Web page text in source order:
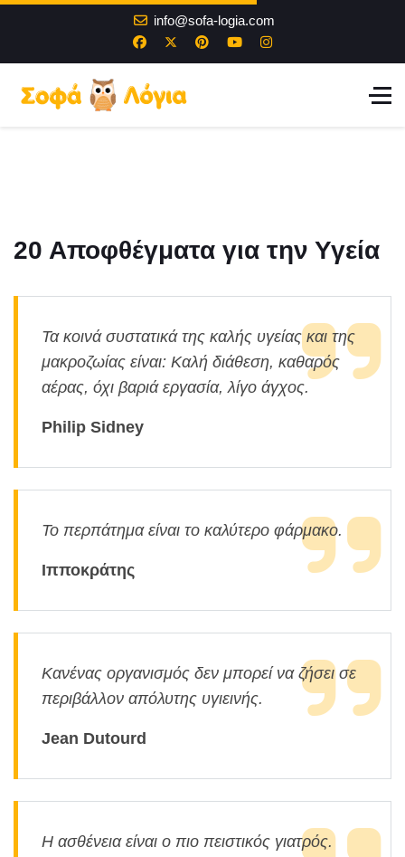
info@sofa-logia.com
20 Αποφθέγματα για την Υγεία
Τα κοινά συστατικά της καλής υγείας και της
μακροζωίας είναι: Καλή διάθεση, καθαρός
αέρας, όχι βαριά εργασία, λίγο άγχος.
Philip Sidney
Το περπάτημα είναι το καλύτερο φάρμακο.
Ιπποκράτης
Κανένας οργανισμός δεν μπορεί να ζήσει σε
περιβάλλον απόλυτης υγιεινής.
Jean Dutourd
Η ασθένεια είναι ο πιο πειστικός γιατρός.